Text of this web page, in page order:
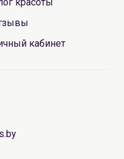
кабинет